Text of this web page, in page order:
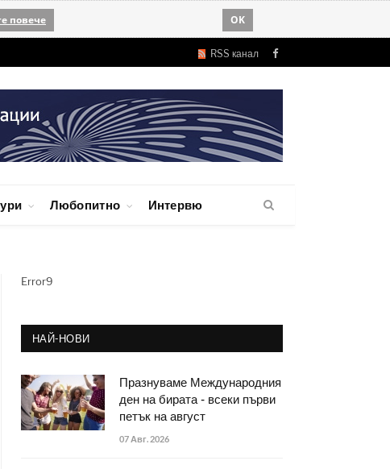
повече OK
RSS канал Facebook
Любопитно Интервю
Error9
НАЙ-НОВИ
Празнуваме Международния
ден на бирата - всеки първи
петък на август
07 Авг. 2026